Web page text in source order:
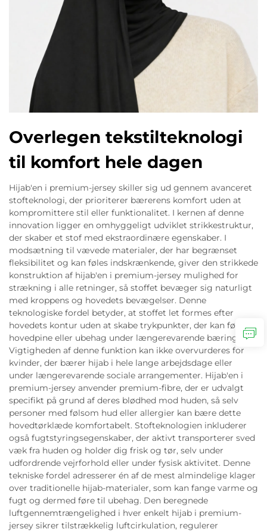
Overlegen tekstilteknologi
til komfort hele dagen
Hijab'en i premium-jersey skiller sig ud gennem avanceret
stofteknologi, der prioriterer bærerens komfort uden at
kompromittere stil eller funktionalitet. I kernen af denne
innovation ligger en omhyggeligt udviklet strikkestruktur,
der skaber et stof med ekstraordinære egenskaber. I
modsætning til vævede materialer, der har begrænset
fleksibilitet og kan føles indskrænkende, giver den strikkede
konstruktion af hijab'en i premium-jersey mulighed for
strækning i alle retninger, så stoffet bevæger sig naturligt
med kroppens og hovedets bevægelser. Denne
teknologiske fordel betyder, at stoffet let formes efter
hovedets kontur uden at skabe trykpunkter, der kan føre til
hovedpine eller ubehag under længerevarende bæring.
Vigtigheden af denne funktion kan ikke overvurderes for
kvinder, der bærer hijab i hele lange arbejdsdage eller
under længerevarende sociale arrangementer. Hijab'en i
premium-jersey anvender premium-fibre, der er udvalgt
specifikt på grund af deres blødhed mod huden, så selv
personer med følsom hud eller allergier kan bære dette
hovedtørklæde komfortabelt. Stofteknologien inkluderer
også fugtstyringsegenskaber, der aktivt transporterer sved
væk fra huden og holder dig frisk og tør, selv under
udfordrende vejrforhold eller under fysisk aktivitet. Denne
tekniske fordel adresserer én af de mest almindelige klager
over traditionelle hijab-materialer, som kan fange varme og
fugt og dermed føre til ubehag. Den beregnede
luftgennemtrængelighed i hver enkelt hijab i premium-
jersey sikrer tilstrækkelig luftcirkulation, regulerer